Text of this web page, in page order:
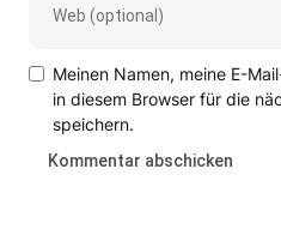
Meinen Namen, meine E-
in diesem Browser für die
speichern.